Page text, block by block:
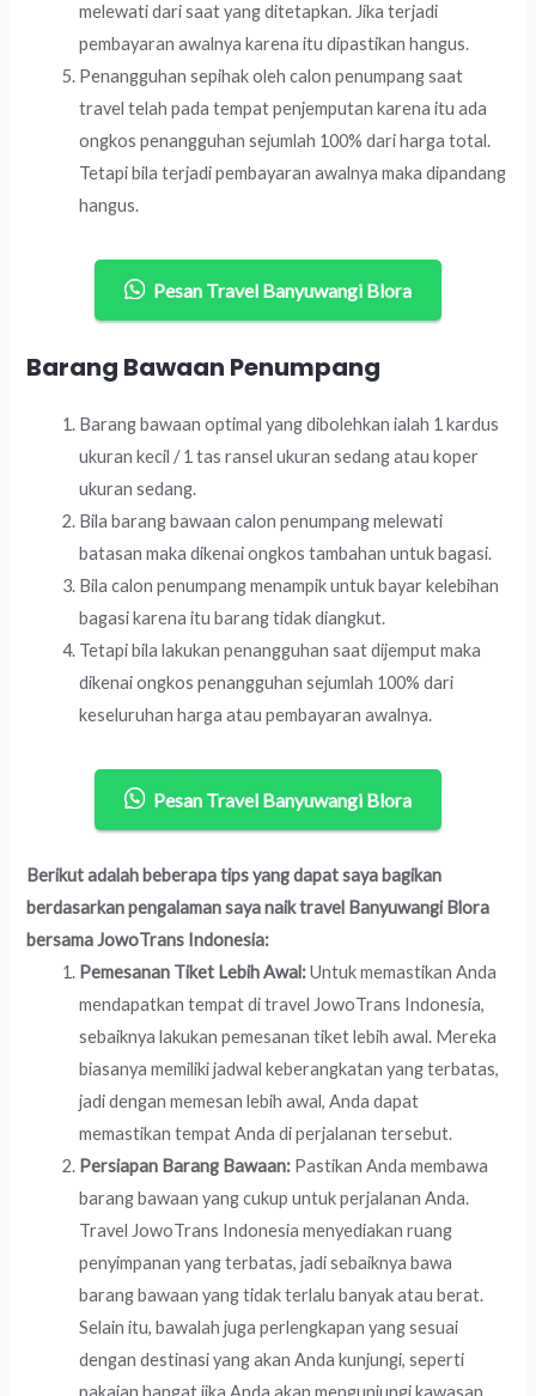
melewati dari saat yang ditetapkan. Jika terjadi
pembayaran awalnya karena itu dipastikan hangus.
Penangguhan sepihak oleh calon penumpang saat
travel telah pada tempat penjemputan karena itu ada
ongkos penangguhan sejumlah 100% dari harga total.
Tetapi bila terjadi pembayaran awalnya maka dipandang
hangus.
Pesan Travel Banyuwangi Blora
Barang Bawaan Penumpang
Barang bawaan optimal yang dibolehkan ialah 1 kardus
ukuran kecil / 1 tas ransel ukuran sedang atau koper
ukuran sedang.
Bila barang bawaan calon penumpang melewati
batasan maka dikenai ongkos tambahan untuk bagasi.
Bila calon penumpang menampik untuk bayar kelebihan
bagasi karena itu barang tidak diangkut.
Tetapi bila lakukan penangguhan saat dijemput maka
dikenai ongkos penangguhan sejumlah 100% dari
keseluruhan harga atau pembayaran awalnya.
Pesan Travel Banyuwangi Blora
Berikut adalah beberapa tips yang dapat saya bagikan
berdasarkan pengalaman saya naik travel Banyuwangi Blora
bersama JowoTrans Indonesia:
Pemesanan Tiket Lebih Awal:Untuk memastikan Anda
mendapatkan tempat di travel JowoTrans Indonesia,
sebaiknya lakukan pemesanan tiket lebih awal. Mereka
biasanya memiliki jadwal keberangkatan yang terbatas,
jadi dengan memesan lebih awal, Anda dapat
memastikan tempat Anda di perjalanan tersebut.
Persiapan Barang Bawaan: Pastikan Anda membawa
barang bawaan yang cukup untuk perjalanan Anda.
Travel JowoTrans Indonesia menyediakan ruang
penyimpanan yang terbatas, jadi sebaiknya bawa
barang bawaan yang tidak terlalu banyak atau berat.
Selain itu, bawalah juga perlengkapan yang sesuai
dengan destinasi yang akan Anda kunjungi, seperti